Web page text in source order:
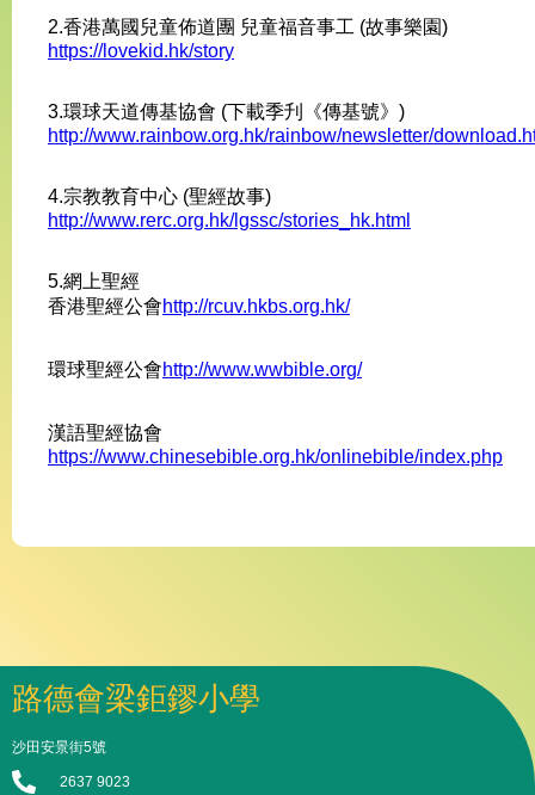
2.香港萬國兒童佈道團 兒童福音事工 (故事樂園)
https://lovekid.hk/story
3.環球天道傳基協會 (下載季刋《傳基號》)
http://www.rainbow.org.hk/rainbow/newsletter/
4.宗教教育中心 (聖經故事)
http://www.rerc.org.hk/lgssc/stories_hk.html
5.網上聖經
香港聖經公會http://rcuv.hkbs.org.hk/
環球聖經公會http://www.wwbible.org/
漢語聖經協會
https://www.chinesebible.org.hk/onlinebible/index.php
路德會梁鉅鏐小學
沙田安景街5號
2637 9023